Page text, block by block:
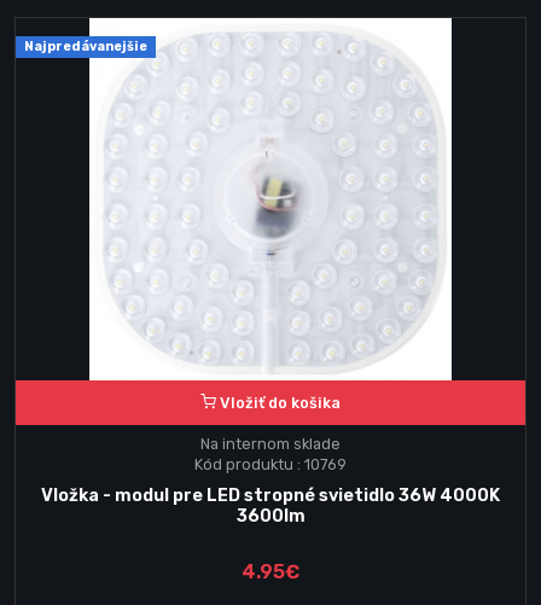
Najpredávanejšie
Vložiť do košika
Na internom sklade
Kód produktu : 10769
Vložka - modul pre LED stropné svietidlo 36W 4000K
3600lm
4.95€